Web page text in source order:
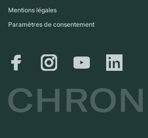
Mentions légales
Paramètres de consentement